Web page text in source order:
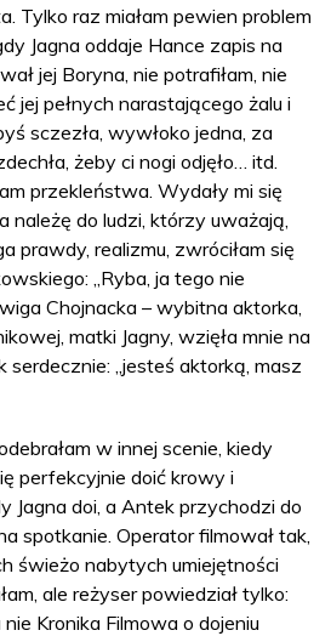
Tylko raz miałam pewien problem
Jagna oddaje Hance zapis na
jej Boryna, nie potrafiłam, nie
jej pełnych narastającego żalu i
sczezła, wywłoko jedna, za
żeby ci nogi odjęło… itd.
przekleństwa. Wydały mi się
należę do ludzi, którzy uważają,
prawdy, realizmu, zwróciłam się
„Ryba, ja tego nie
Chojnacka – wybitna aktorka,
matki Jagny, wzięła mnie na
serdecznie: „jesteś aktorką, masz
w innej scenie, kiedy
perfekcyjnie doić krowy i
Jagna doi, a Antek przychodzi do
spotkanie. Operator filmował tak,
świeżo nabytych umiejętności
ale reżyser powiedział tylko:
Kronika Filmowa o dojeniu